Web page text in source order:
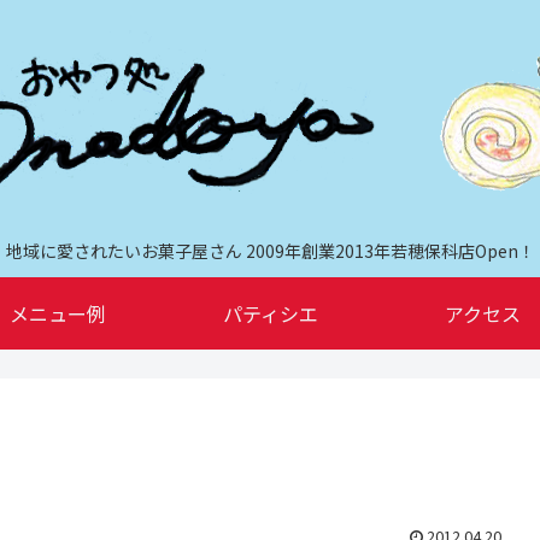
地域に愛されたいお菓子屋さん 2009年創業2013年若穂保科店Open！
メニュー例 パティシエ アクセス